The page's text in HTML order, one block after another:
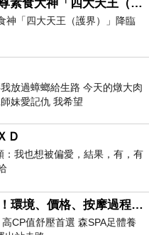
2026.7.10，第79、80、81、82尊素食大神「四大天王（護界）」降臨寶島台灣（6）
神「四大天王（護界）」降臨
放過蟑螂給生路 今天的燉大肉
妹愛記仇 我希望
Ｄ
：我也想被偏愛，結果，有，有
招牌森雞湯課程腳底+指壓體驗！環境、價格、按摩過程全紀錄，森SPA足體養生館松江館最新價格表
CP值舒壓首選 森SPA足體養